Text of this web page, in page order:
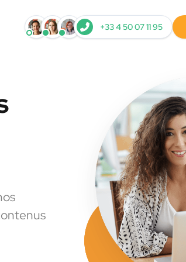
+33 4 50 07 11 95